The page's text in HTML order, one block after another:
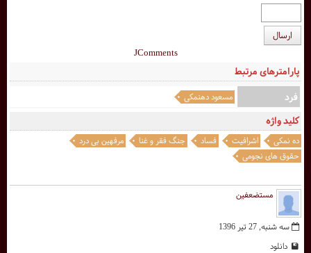
مستضعفین
سه شنبه, 27 تیر 1396
دانلود
کلید واژه
ده نمکی اشرافیت فساد جنگ فقر و غنا
مرفهین بی درد
حقوق های نجومی
پارامترهای مرتبط
فرد
مسعود دهنمکی
ارسال
JComments